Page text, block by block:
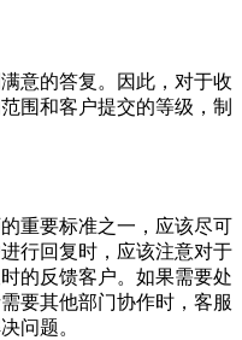
意的答复。因此，对于收
围和客户提交的等级，制
重要标准之一，应该尽可
行回复时，应该注意对于
的反馈客户。如果需要处
要其他部门协作时，客服
问题。